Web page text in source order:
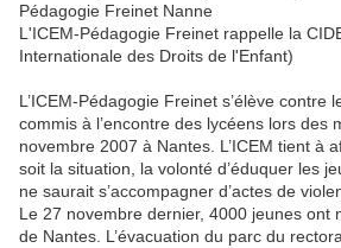
Pédagogie Freinet Nanne
L'ICEM-Pédagogie Freinet rappelle la
Internationale des Droits de l'Enfant)
L’ICEM-Pédagogie Freinet s’élève contre
commis à l’encontre des lycéens lors des
novembre 2007 à Nantes. L’ICEM tient à
soit la situation, la volonté d’éduquer les
ne saurait s’accompagner d’actes de
Le 27 novembre dernier, 4000 jeunes ont
de Nantes. L’évacuation du parc du